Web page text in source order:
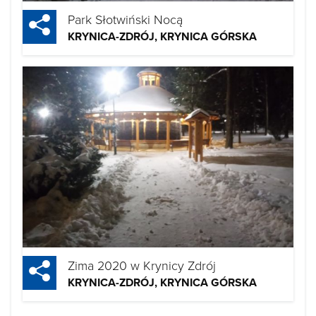
Park Słotwiński Nocą
KRYNICA-ZDRÓJ, KRYNICA GÓRSKA
Zima 2020 w Krynicy Zdrój
KRYNICA-ZDRÓJ, KRYNICA GÓRSKA